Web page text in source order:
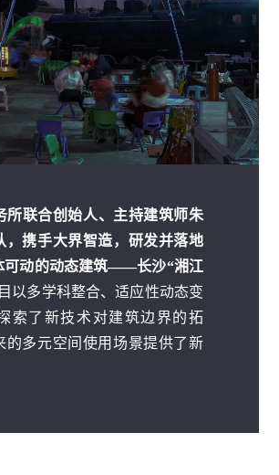
所联合创始人、主持建筑师朱
，携手大界智造，研发并落地
可动的动态建筑——长沙“湘江
以多学科整合、适应性动态变
索了新技术对建筑边界的拓
的多元空间使用场景提供了新